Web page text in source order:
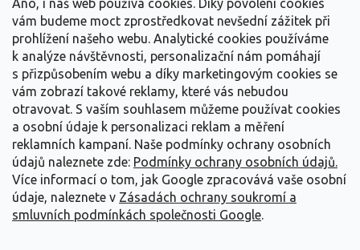
Ano, i náš web používá cookies. Díky povolení cookies
vám budeme moct zprostředkovat nevšední zážitek při
prohlížení našeho webu. Analytické cookies používáme
k analýze návštěvnosti, personalizační nám pomáhají
s přizpůsobením webu a díky marketingovým cookies se
vám zobrazí takové reklamy, které vás nebudou
otravovat. S vaším souhlasem můžeme používat cookies
a osobní údaje k personalizaci reklam a měření
reklamních kampaní. Naše podmínky ochrany osobních
údajů naleznete zde: Podmínky ochrany osobních údajů.
Více informací o tom, jak Google zpracovává vaše osobní
údaje, naleznete v Zásadách ochrany soukromí a
smluvních podmínkách společnosti Google.
Informace pro Vás
Kontakujte nás